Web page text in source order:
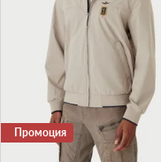
Промоция